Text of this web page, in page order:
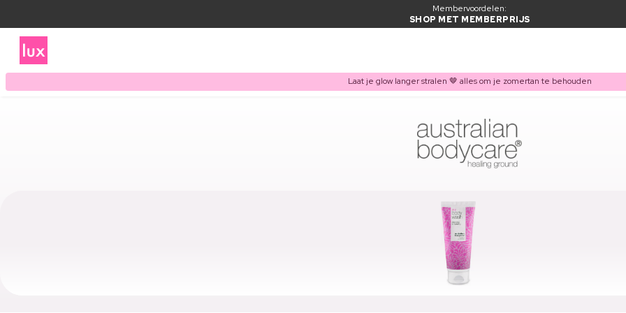
Membervoordelen:
SHOP MET MEMBERPRIJS
Laat je glow langer stralen 🤎 alles om je zomertan te behouden